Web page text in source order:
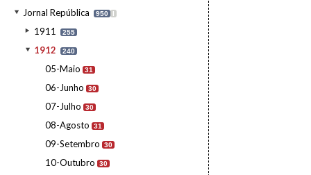
Jornal República 950 I
1911 255
1912 240
05-Maio 31
06-Junho 30
07-Julho 30
08-Agosto 31
09-Setembro 30
10-Outubro 30